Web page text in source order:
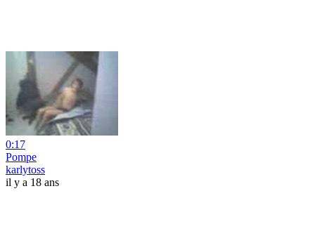
0:17
Pompe
karlytoss
il y a 18 ans